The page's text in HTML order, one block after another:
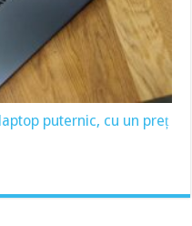
puternic, cu un preț